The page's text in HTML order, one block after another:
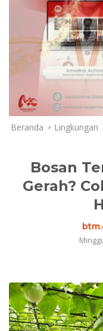
Beranda Lingkungan
Bosan
Gerah?